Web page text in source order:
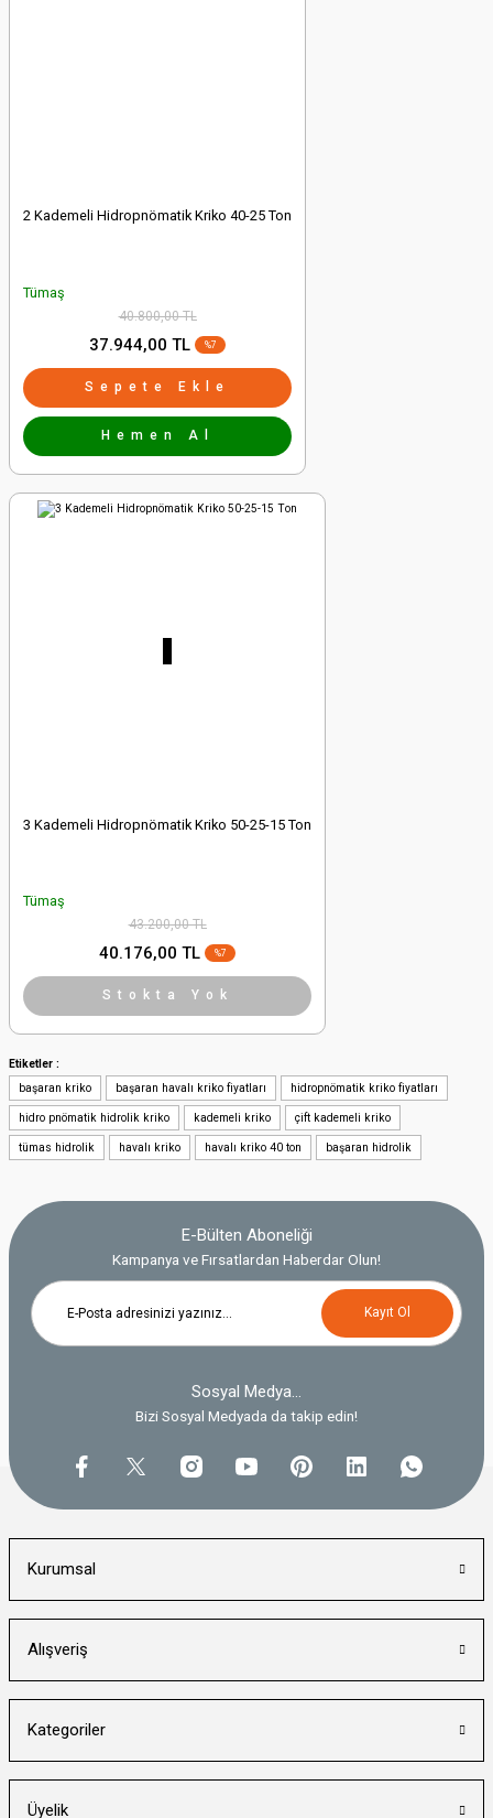
2 Kademeli Hidropnömatik Kriko 40-25 Ton
Tümaş
40.800,00 TL
37.944,00 TL %7
Sepete Ekle
Hemen Al
3 Kademeli Hidropnömatik Kriko 50-25-15 Ton
Tümaş
43.200,00 TL
40.176,00 TL %7
Stokta Yok
Etiketler :
başaran kriko
başaran havalı kriko fiyatları hidropnömatik kriko fiyatları
hidro pnömatik hidrolik kriko kademeli kriko çift kademeli kriko
tümas hidrolik havalı kriko havalı kriko 40 ton başaran hidrolik
E-Bülten Aboneliği
Kampanya ve Fırsatlardan Haberdar Olun!
Kayıt Ol
Sosyal Medya...
Bizi Sosyal Medyada da takip edin!
Kurumsal
Alışveriş
Kategoriler
Üyelik